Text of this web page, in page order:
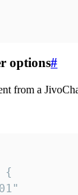
options#
from a